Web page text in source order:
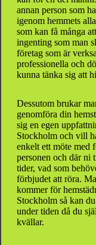
annan person som
igenom hemmets
som kan få många
ingenting som man
företag som är
professionella och
kunna tänka sig att
Dessutom brukar
genomföra din
sig en egen
Stockholm och vill
enkelt ett möte med
personen och där ni
tider, vad som
förbjudet att röra.
kommer för
Stockholm så kan
under tiden då du
kvällar.